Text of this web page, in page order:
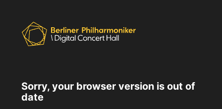
Sorry, your browser version is out of
date